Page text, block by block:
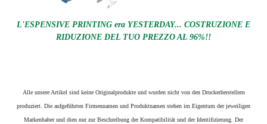
L'ESPENSIVE PRINTING era YESTERDAY... COSTRUZIONE E
RIDUZIONE DEL TUO PREZZO AL 96%!!
Alle unsere Artikel sind keine Originalprodukte und wurden nicht von den Druckerherstellern
produziert. Die aufgeführten Firmennamen und Produktnamen stehen im Eigentum der jeweiligen
Markenhaber und dien nur zur Beschreibung der Kompatibilität und der Identifizierung. Der